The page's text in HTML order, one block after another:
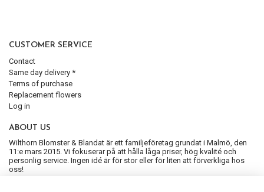
CUSTOMER SERVICE
Contact
Same day delivery *
Terms of purchase
Replacement flowers
Log in
ABOUT US
Wilthorn Blomster & Blandat är ett familjeföretag grundat i Malmö, den
11:e mars 2015. Vi fokuserar på att hålla låga priser, hög kvalité och
personlig service. Ingen idé är för stor eller för liten att förverkliga hos
oss!